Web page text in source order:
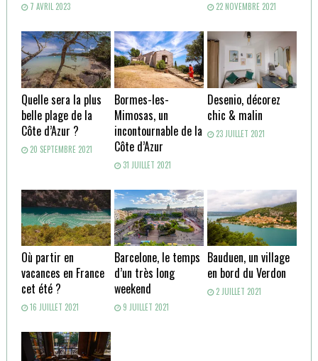
7 AVRIL 2023 22 NOVEMBRE 2021
Quelle sera la plus
belle plage de la
Côte d’Azur ?
20 SEPTEMBRE 2021
Bormes-les-
Mimosas, un
incontournable de la
Côte d’Azur
31 JUILLET 2021
Desenio, décorez
chic & malin
23 JUILLET 2021
Où partir en
vacances en France
cet été ?
16 JUILLET 2021
Barcelone, le temps
d’un très long
weekend
9 JUILLET 2021
Bauduen, un village
en bord du Verdon
2 JUILLET 2021